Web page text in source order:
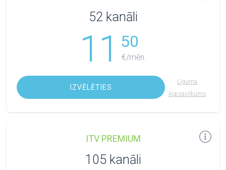
52 kanāli
11 50
€/mēn.
IZVĒLĒTIES
Līguma
kopsavilkums
ITV PREMIUM
105 kanāli